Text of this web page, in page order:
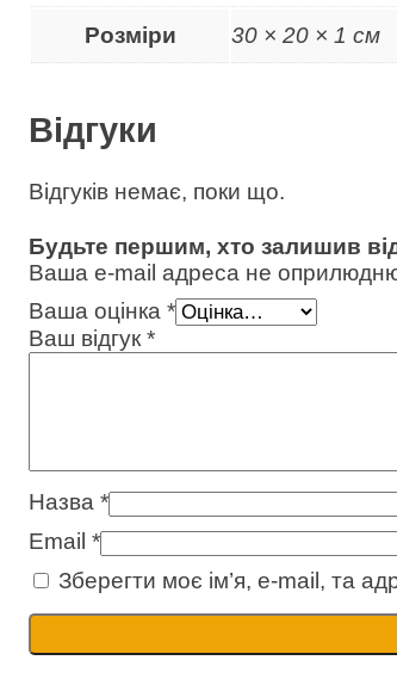
Розміри 30 × 20 × 1 см
Відгуки
Відгуків немає, поки що.
Будьте першим, хто залишив
Ваша e-mail адреса не
Ваша оцінка *
Ваш відгук*
Назва *
Email *
Зберегти моє ім’я, e-mail, та